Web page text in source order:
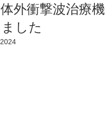
外衝撃波治療機
した